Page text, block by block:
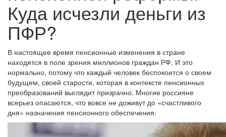
Куда исчезли деньги из
ПФР?
В настоящее время пенсионные изменения в стране
находятся в поле зрения миллионов граждан РФ. И это
нормально, потому что каждый человек беспокоится о своем
будущем, своей старости, которая в контексте пенсионных
преобразований выглядит призрачно. Многие россияне
всерьез опасаются, что вовсе не доживут до «счастливого
дня» назначения пенсионного обеспечения.